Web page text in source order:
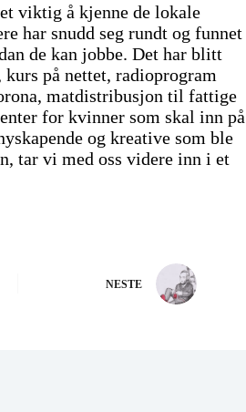
viktig å kjenne de lokale
har snudd seg rundt og funnet
de kan jobbe. Det har blitt
på nettet, radioprogram
matdistribusjon til fattige
for kvinner som skal inn på
og kreative som ble
tar vi med oss videre inn i et
NESTE